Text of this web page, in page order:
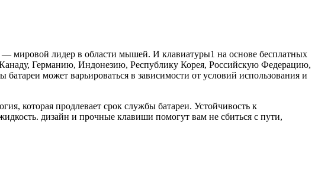
— мировой лидер в области мышей. И клавиатуры1 на основе бесплатных
Германию, Индонезию, Республику Корея, Российскую Федерацию,
может варьироваться в зависимости от условий использования и
которая продлевает срок службы батареи. Устойчивость к
дизайн и прочные клавиши помогут вам не сбиться с пути,